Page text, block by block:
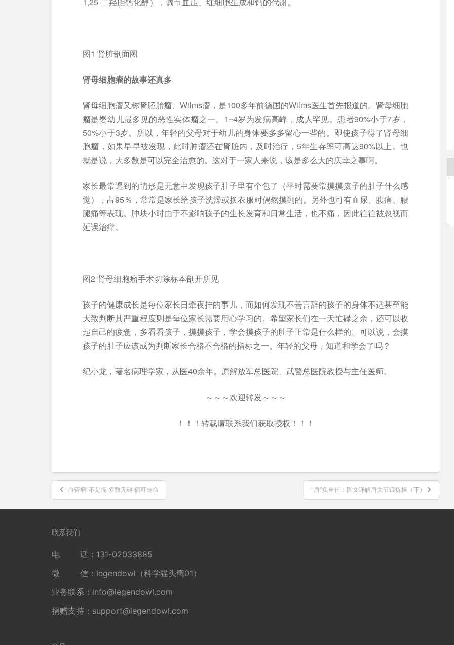
图1 肾脏剖面图
肾母细胞瘤的故事还真多
肾母细胞瘤又称肾胚胎瘤、Wilms瘤，是100多年前德国的Wilms医生首先报道的。肾母细胞
瘤是婴幼儿最多见的恶性实体瘤之一。1~4岁为发病高峰，成人罕见。患者90%小于7岁，
50%小于3岁。所以，年轻的父母对于幼儿的身体要多多留心一些的。即使孩子得了肾母细
胞瘤，如果早早被发现，此时肿瘤还在肾脏内，及时治疗，5年生存率可高达90%以上。也
就是说，大多数是可以完全治愈的。这对于一家人来说，该是多么大的庆幸之事啊。
家长最常遇到的情形是无意中发现孩子肚子里有个包了（平时需要常摸摸孩子的肚子什么感
觉），占95％，常常是家长给孩子洗澡或换衣服时偶然摸到的。另外也可有血尿、腹痛、腰
腿痛等表现。肿块小时由于不影响孩子的生长发育和日常生活，也不痛，因此往往被忽视而
延误治疗。
图2 肾母细胞瘤手术切除标本剖开所见
孩子的健康成长是每位家长日牵夜挂的事儿，而如何发现不善言辞的孩子的身体不适甚至能
大致判断其严重程度则是每位家长需要用心学习的。希望家长们在一天忙碌之余，还可以收
起自己的疲惫，多看看孩子，摸摸孩子，学会摸孩子的肚子正常是什么样的。可以说，会摸
孩子的肚子应该成为判断家长合格不合格的指标之一。年轻的父母，知道和学会了吗？
纪小龙，著名病理学家，从医40余年。原解放军总医院、武警总医院教授与主任医师。
～～～欢迎转发～～～
！！！转载请联系我们获取授权！！！
文
章
导
“血管瘤”不是瘤 多数无碍 偶可丧命 “肩”负重任：图文详解肩关节锻炼操（下）
联系我们
电 话：131-02033885
微 信：legendowl（科学猫头鹰01）
业务联系： info@legendowl.com
捐赠支持： support@legendowl.com